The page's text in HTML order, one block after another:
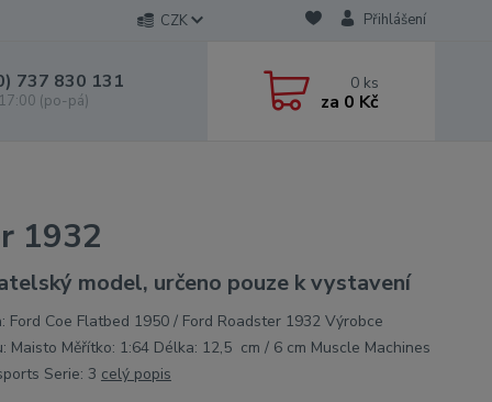
CZK Přihlášení
737 830 131
(po-pá)
0 ks
za 0 Kč
1932
model, určeno pouze k vystavení
Ford Coe Flatbed 1950 / Ford Roadster 1932 Výrobce
Maisto Měřítko: 1:64 Délka: 12,5 cm / 6 cm Muscle Machines
Serie: 3 celý popis